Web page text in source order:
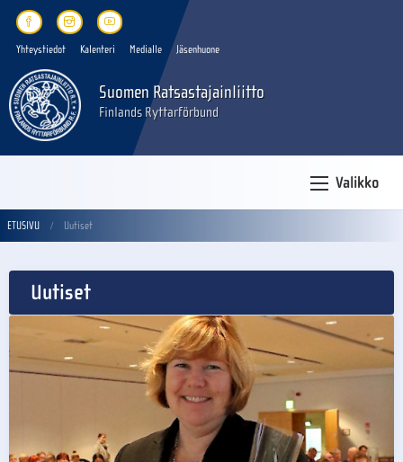
Yhteystiedot Kalenteri Medialle Jäsenhuone
Suomen Ratsastajainliitto
Finlands Ryttarförbund
Valikko
ETUSIVU Uutiset
Uutiset